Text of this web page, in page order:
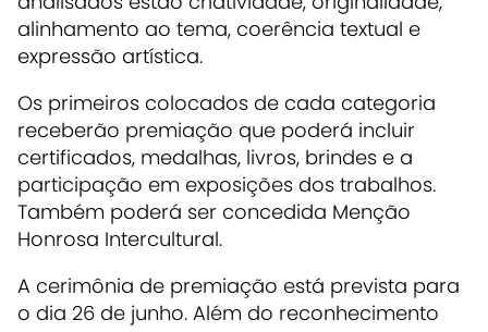
alinhamento ao tema, coerência textual e
expressão artística.
Os primeiros colocados de cada categoria
receberão premiação que poderá incluir
certificados, medalhas, livros, brindes e a
participação em exposições dos trabalhos.
Também poderá ser concedida Menção
Honrosa Intercultural.
A cerimônia de premiação está prevista para
o dia 26 de junho. Além do reconhecimento